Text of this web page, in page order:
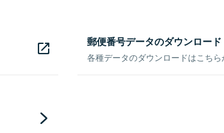
郵便番号データのダウンロード
各種データのダウンロードはこちら